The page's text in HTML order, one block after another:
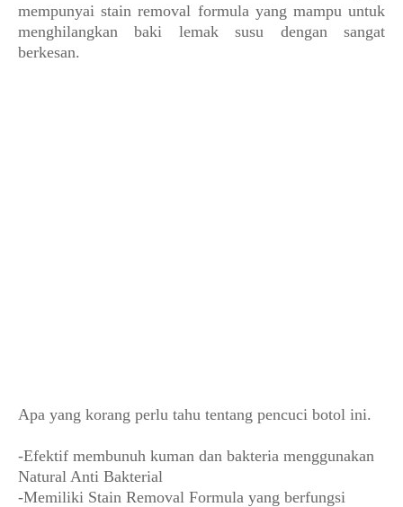
mempunyai stain removal formula yang mampu untuk
menghilangkan baki lemak susu dengan sangat
berkesan.
Apa yang korang perlu tahu tentang pencuci botol ini.
-Efektif membunuh kuman dan bakteria menggunakan
Natural Anti Bakterial
-Memiliki Stain Removal Formula yang berfungsi